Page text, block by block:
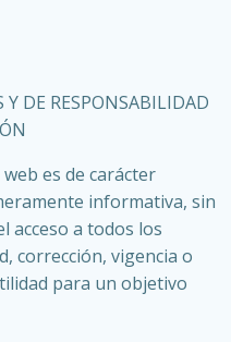
Y DE RESPONSABILIDAD
es de carácter
informativa, sin
acceso a todos los
corrección, vigencia o
para un objetivo